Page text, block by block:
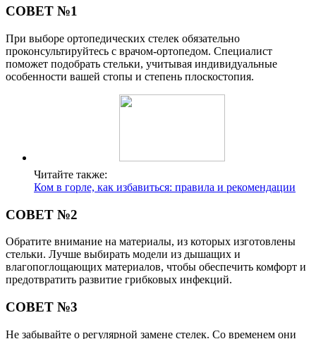
СОВЕТ №1
При выборе ортопедических стелек обязательно
проконсультируйтесь с врачом-ортопедом. Специалист
поможет подобрать стельки, учитывая индивидуальные
особенности вашей стопы и степень плоскостопия.
Читайте также:
Ком в горле, как избавиться: правила и рекомендации
СОВЕТ №2
Обратите внимание на материалы, из которых изготовлены
стельки. Лучше выбирать модели из дышащих и
влагопоглощающих материалов, чтобы обеспечить комфорт и
предотвратить развитие грибковых инфекций.
СОВЕТ №3
Не забывайте о регулярной замене стелек. Со временем они